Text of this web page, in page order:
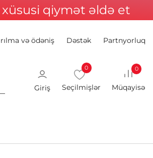
qiymət əldə et
və ödəniş Dəstək Partnyorluq
Giriş
0 0